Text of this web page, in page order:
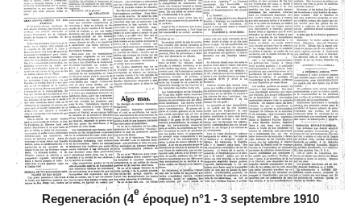
Regeneración (4e époque) n°1 - 3 septembre 1910